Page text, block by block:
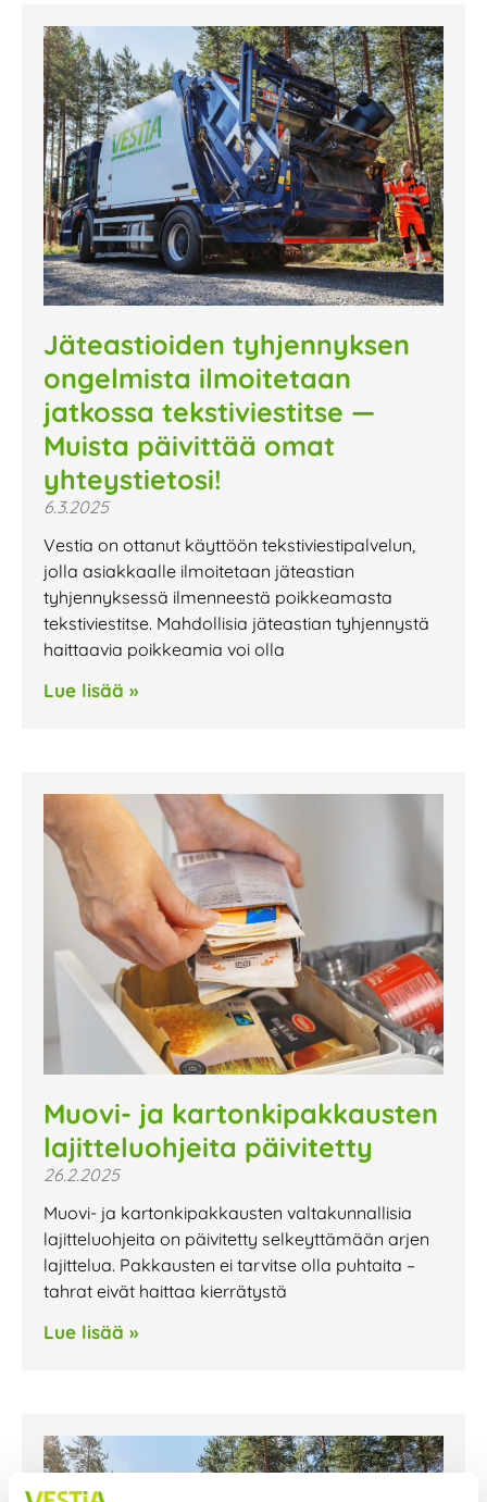
Jäteastioiden tyhjennyksen
ongelmista ilmoitetaan
jatkossa tekstiviestitse —
Muista päivittää omat
yhteystietosi!
6.3.2025
Vestia on ottanut käyttöön tekstiviestipalvelun,
jolla asiakkaalle ilmoitetaan jäteastian
tyhjennyksessä ilmenneestä poikkeamasta
tekstiviestitse. Mahdollisia jäteastian tyhjennystä
haittaavia poikkeamia voi olla
Lue lisää »
Muovi- ja kartonkipakkausten
lajitteluohjeita päivitetty
26.2.2025
Muovi- ja kartonkipakkausten valtakunnallisia
lajitteluohjeita on päivitetty selkeyttämään arjen
lajittelua. Pakkausten ei tarvitse olla puhtaita –
tahrat eivät haittaa kierrätystä
Lue lisää »